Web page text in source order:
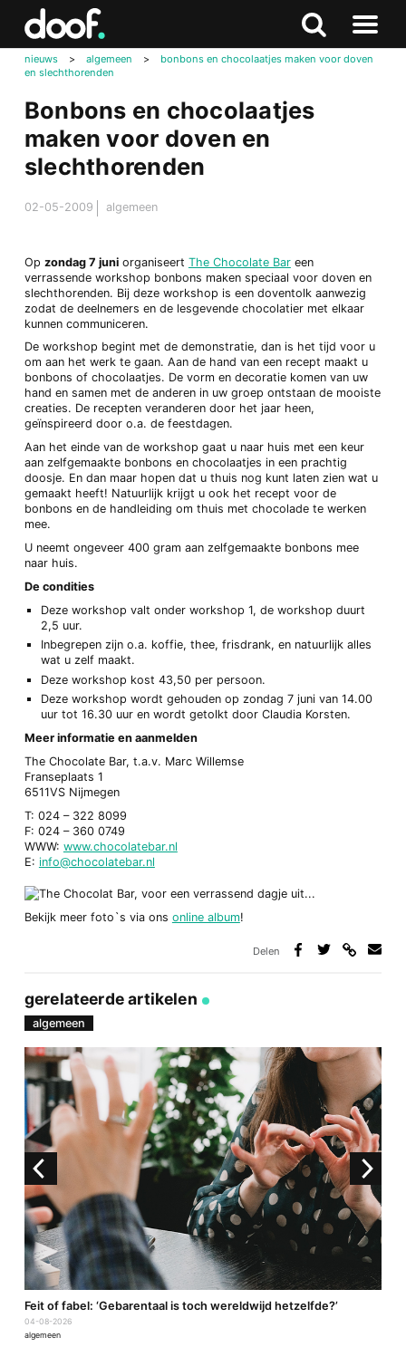
Zoeken
Naar
menu
nieuws > algemeen >
bonbons en chocolaatjes maken voor doven
en slechthorenden
Bonbons en chocolaatjes
maken voor doven en
slechthorenden
02-05-2009 algemeen
Op zondag 7 juniorganiseert The Chocolate Bareen
verrassende workshop bonbons maken speciaal voor doven en
slechthorenden. Bij deze workshop is een doventolk aanwezig
zodat de deelnemers en de lesgevende chocolatier met elkaar
kunnen communiceren.
De workshop begint met de demonstratie, dan is het tijd voor u
om aan het werk te gaan. Aan de hand van een recept maakt u
bonbons of chocolaatjes. De vorm en decoratie komen van uw
hand en samen met de anderen in uw groep ontstaan de mooiste
creaties. De recepten veranderen door het jaar heen,
geïnspireerd door o.a. de feestdagen.
Aan het einde van de workshop gaat u naar huis met een keur
aan zelfgemaakte bonbons en chocolaatjes in een prachtig
doosje. En dan maar hopen dat u thuis nog kunt laten zien wat u
gemaakt heeft! Natuurlijk krijgt u ook het recept voor de
bonbons en de handleiding om thuis met chocolade te werken
mee.
U neemt ongeveer 400 gram aan zelfgemaakte bonbons mee
naar huis.
De condities
Deze workshop valt onder workshop 1, de workshop duurt
2,5 uur.
Inbegrepen zijn o.a. koffie, thee, frisdrank, en natuurlijk alles
wat u zelf maakt.
Deze workshop kost 43,50 per persoon.
Deze workshop wordt gehouden op zondag 7 juni van 14.00
uur tot 16.30 uur en wordt getolkt door Claudia Korsten.
Meer informatie en aanmelden
The Chocolate Bar, t.a.v. Marc Willemse
Franseplaats 1
6511VS Nijmegen
T: 024 – 322 8099
F: 024 – 360 0749
WWW: www.chocolatebar.nl
E: info@chocolatebar.nl
Bekijk meer foto`s via ons online album!
Delen
gerelateerde artikelen
algemeen
Feit of fabel: ‘Gebarentaal is toch wereldwijd hetzelfde?’
04-08-2026
algemeen
Doof.nl
Zoeken
naar